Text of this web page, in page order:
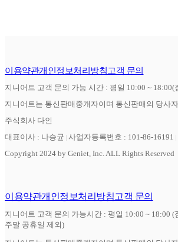
이용약관개인정보처리방침고객 문의
지니어트 고객 문의 가능 시간 : 평일 10:00 ~
지니어트는 통신판매중개자이며 통신판매의 당사
주식회사 다인
대표이사 : 나승균 사업자등록번호 : 101-86-16191
Copyright 2024 by Geniet, Inc. ALL Rights Reserved
이용약관개인정보처리방침고객 문의
지니어트 고객 문의 가능시간 : 평일 10:00 ~ 18:00
주말 공휴일 제외)